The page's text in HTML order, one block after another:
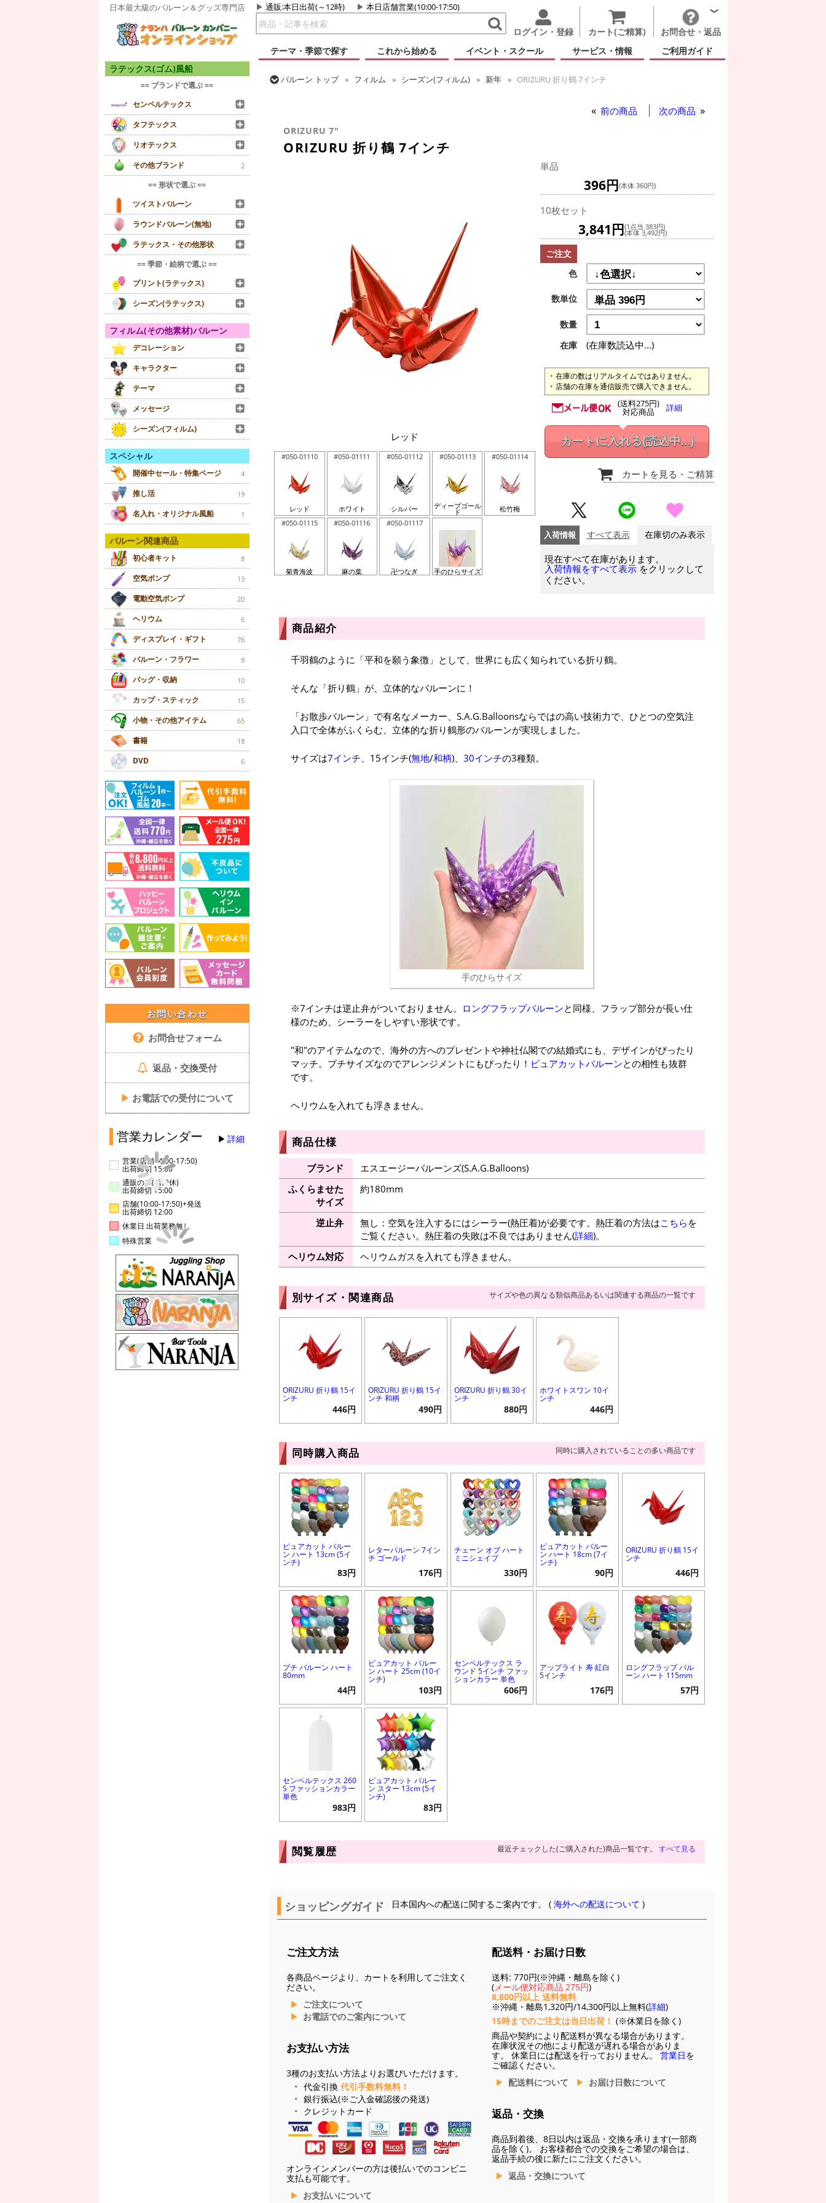
日本最大級のバルーン＆グッズ専門店 通販:本日出荷(～12時) 本日店舗営業(10:00-17:50)
ログイン・登録 カート(ご精算)
お問合せ・返品
テーマ・季節で探す
これから始める イベント・スクール サービス・情報 ご利用ガイド
ラテックス(ゴム)風船
== ブランドで選ぶ ==
センペルテックス
タフテックス
リオテックス
その他ブランド
2
== 形状で選ぶ ==
ツイストバルーン
ラウンドバルーン(無地)
ラテックス・その他形状
== 季節・絵柄で選ぶ ==
プリント(ラテックス)
シーズン(ラテックス)
フィルム(その他素材)バルーン
デコレーション
キャラクター
テーマ
メッセージ
シーズン(フィルム)
スペシャル
開催中セール・特集ページ 4
推し活 19
名入れ・オリジナル風船 1
バルーン関連商品
初心者キット 8
空気ポンプ 13
電動空気ポンプ 20
ヘリウム 6
ディスプレイ・ギフト 76
バルーン・フラワー 8
バッグ・収納 10
カップ・スティック 15
小物・その他アイテム 65
書籍 18
DVD 6
お問い合わせ
お問合せフォーム
返品・交換受付
▶ お電話での受付について
営業カレンダー 詳細
営業(店舗14:00-17:50)
出荷締切 15:00
通販のみ(店舗休)
出荷締切 15:00
店舗(10:00-17:50)+発送
出荷締切 12:00
休業日 出荷業務無し
特殊営業
バルーン トップ フィルム シーズン(フィルム) 新年
ORIZURU 折り鶴 7インチ
前の商品 次の商品
ORIZURU 7"
ORIZURU 折り鶴 7インチ
レッド
#050-01110
レッド
#050-01111
ホワイト
#050-01112
シルバー
#050-01113
ディープゴール
ド
#050-01114
松竹梅
#050-01115
菊青海波
#050-01116
麻の葉
#050-01117
卍つなぎ 手のひらサイズ
単品
396円(本体 360円)
10枚セット
3,841円(1点当 383円)
(本体 3,492円)
ご注文
色
数単位
数量
在庫
(在庫数読込中...)
在庫の数はリアルタイムではありません。
店舗の在庫を通信販売で購入できません。
(送料275円)
対応商品 詳細
カートに入れる(読込中...)
カートを見る ・ご精算
入荷情報 すべて表示 在庫切のみ表示
現在すべて在庫があります。
入荷情報をすべて表示 をクリックして
ください。
商品紹介
千羽鶴のように「平和を願う象徴」として、世界にも広く知られている折り鶴。
そんな「折り鶴」が、立体的なバルーンに！
「お散歩バルーン」で有名なメーカー、S.A.G.Balloonsならではの高い技術力で、ひとつの空気注
入口で全体がふくらむ、立体的な折り鶴形のバルーンが実現しました。
サイズは7インチ、15インチ(無地/和柄)、 30インチの3種類。
手のひらサイズ
※7インチは逆止弁がついておりません。 ロングフラップバルーンと同様、フラップ部分が長い仕
様のため、シーラーをしやすい形状です。
"和"のアイテムなので、海外の方へのプレゼントや神社仏閣での結婚式にも、デザインがぴったり
マッチ。プチサイズなのでアレンジメントにもぴったり！ ピュアカットバルーンとの相性も抜群
です。
ヘリウムを入れても浮きません。
商品仕様
ブランド
エスエージーバルーンズ(S.A.G.Balloons)
ふくらませた
サイズ
約180mm
逆止弁 無し：空気を注入するにはシーラー(熱圧着)が必要です。熱圧着の方法はこちら を
ご覧ください。熱圧着の失敗は不良ではありません(詳細)。
ヘリウム対応
ヘリウムガスを入れても浮きません。
別サイズ・関連商品 サイズや色の異なる類似商品あるいは関連する商品の一覧です
ORIZURU 折り鶴 15イ
ンチ
446円
ORIZURU 折り鶴 15イ
ンチ 和柄
490円
ORIZURU 折り鶴 30イ
ンチ
880円
ホワイトスワン 10イ
ンチ
446円
同時購入商品 同時に購入されていることの多い商品です
ピュアカット バルー
ン ハート 13cm (5イ
ンチ)
83円
レターバルーン 7イン
チ ゴールド
176円
チェーン オブ ハート
ミニシェイプ
330円
ピュアカット バルー
ン ハート 18cm (7イ
ンチ)
90円
ORIZURU 折り鶴 15イ
ンチ
446円
プチ バルーン ハート
80mm
44円
ピュアカット バルー
ン ハート 25cm (10イ
ンチ)
103円
センペルテックス ラ
ウンド 5インチ ファッ
ションカラー 単色
606円
アップライト 寿 紅白
5インチ
176円
ロングフラップ バル
ーン ハート 115mm
57円
センペルテックス 260
S ファッションカラー
単色
983円
ピュアカット バルー
ン スター 13cm (5イ
ンチ)
83円
閲覧履歴 最近チェックした(ご購入された)商品一覧です。 すべて見る
ショッピングガイド 日本国内への配送に関するご案内です。 (海外への配送について )
ご注文方法
各商品ページより、カートを利用してご注文く
ださい。
ご注文について
お電話でのご案内について
お支払い方法
3種のお支払い方法よりお選びいただけます。
代金引換 代引手数料無料！
銀行振込(※ご入金確認後の発送)
クレジットカード
オンラインメンバーの方は後払いでのコンビニ
支払も可能です。
お支払いについて
配送料・お届け日数
送料: 770円(※沖縄・離島を除く)
(メール便対応商品 275円)
8,800円以上 送料無料
※沖縄・離島1,320円/14,300円以上無料(詳細)
15時までのご注文は当日出荷！ (※休業日を除く)
商品や契約により配送料が異なる場合があります。
在庫状況その他により配送が遅れる場合がありま
す。 休業日には配送を行っておりません。 営業日を
ご確認ください。
配送料について
お届け日数について
返品・交換
商品到着後、8日以内は返品・交換を承ります(一部商
品を除く)。 お客様都合での交換をご希望の場合は、
返品手続の後に新たにご注文ください。
返品・交換について